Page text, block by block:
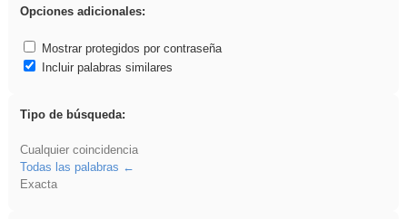
Opciones adicionales:
Mostrar protegidos por contraseña
Incluir palabras similares
Tipo de búsqueda:
Cualquier coincidencia
Todas las palabras
Exacta